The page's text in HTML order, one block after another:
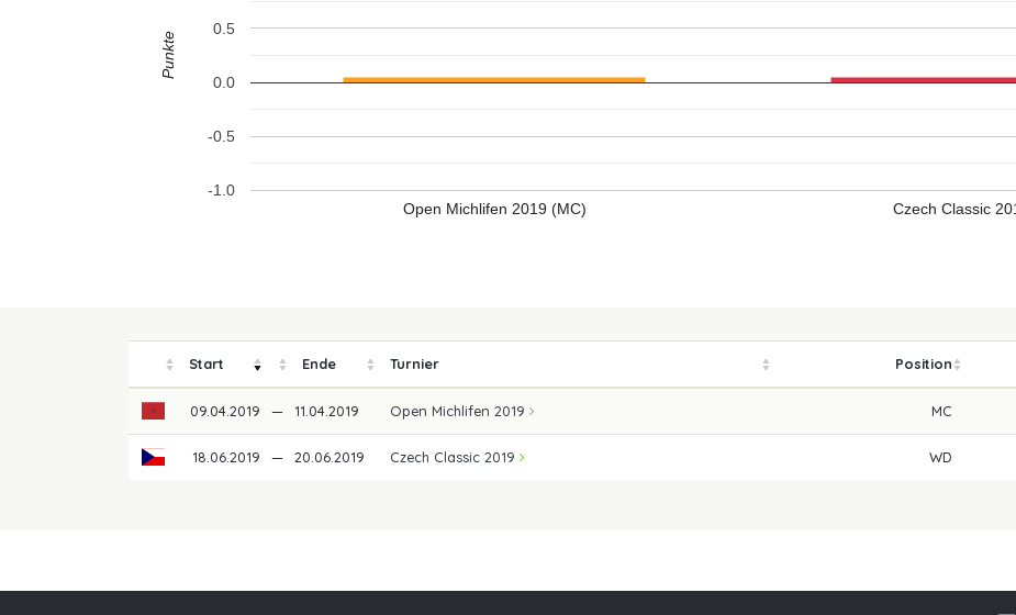
Open Michlifen 2019 (MC) Czech Classic
-1.0
-0.5
0.0
0.5
Punkte
Start Ende Turnier Position
09.04.2019 — 11.04.2019 Open Michlifen 2019 MC
18.06.2019 — 20.06.2019 Czech Classic 2019 WD